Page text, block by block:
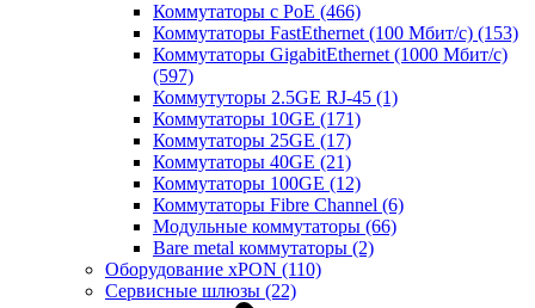
Коммутаторы с PoE (466)
Коммутаторы FastEthernet (100 Мбит/с) (153)
Коммутаторы GigabitEthernet (1000 Мбит/с)
(597)
Коммутуторы 2.5GE RJ-45 (1)
Коммутаторы 10GE (171)
Коммутаторы 25GE (17)
Коммутаторы 40GE (21)
Коммутаторы 100GE (12)
Коммутаторы Fibre Channel (6)
Модульные коммутаторы (66)
Bare metal коммутаторы (2)
Оборудование xPON (110)
Сервисные шлюзы (22)